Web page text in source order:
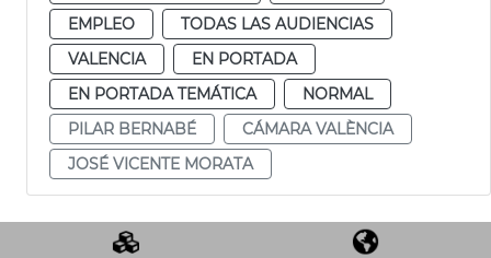
EMPLEO
TODAS LAS AUDIENCIAS
VALENCIA
EN PORTADA
EN PORTADA TEMÁTICA
NORMAL
PILAR BERNABÉ
CÁMARA VALÈNCIA
JOSÉ VICENTE MORATA